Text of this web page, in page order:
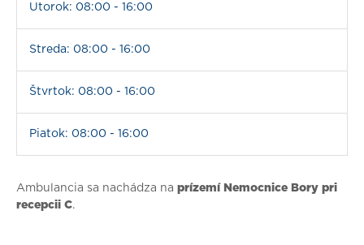
Utorok: 08:00 - 16:00
Streda: 08:00 - 16:00
Štvrtok: 08:00 - 16:00
Piatok: 08:00 - 16:00
Ambulancia sa nachádza na prízemí Nemocnice Bory pri
recepcii C.